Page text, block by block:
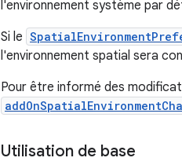
l'environnement système par
Si le
l'environnement spatial sera
Pour être informé des
Utilisation de base